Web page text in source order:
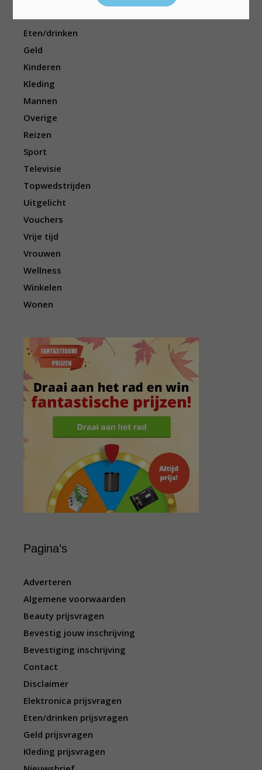
Eten/drinken
Geld
Kinderen
Kleding
Mannen
Overige
Reizen
Sport
Televisie
Topwedstrijden
Uitgelicht
Vouchers
Vrije tijd
Vrouwen
Wellness
Winkelen
Wonen
Pagina’s
Adverteren
Algemene voorwaarden
Beauty prijsvragen
Bevestig jouw inschrijving
Bevestiging inschrijving
Contact
Disclaimer
Elektronica prijsvragen
Eten/drinken prijsvragen
Geld prijsvragen
Kleding prijsvragen